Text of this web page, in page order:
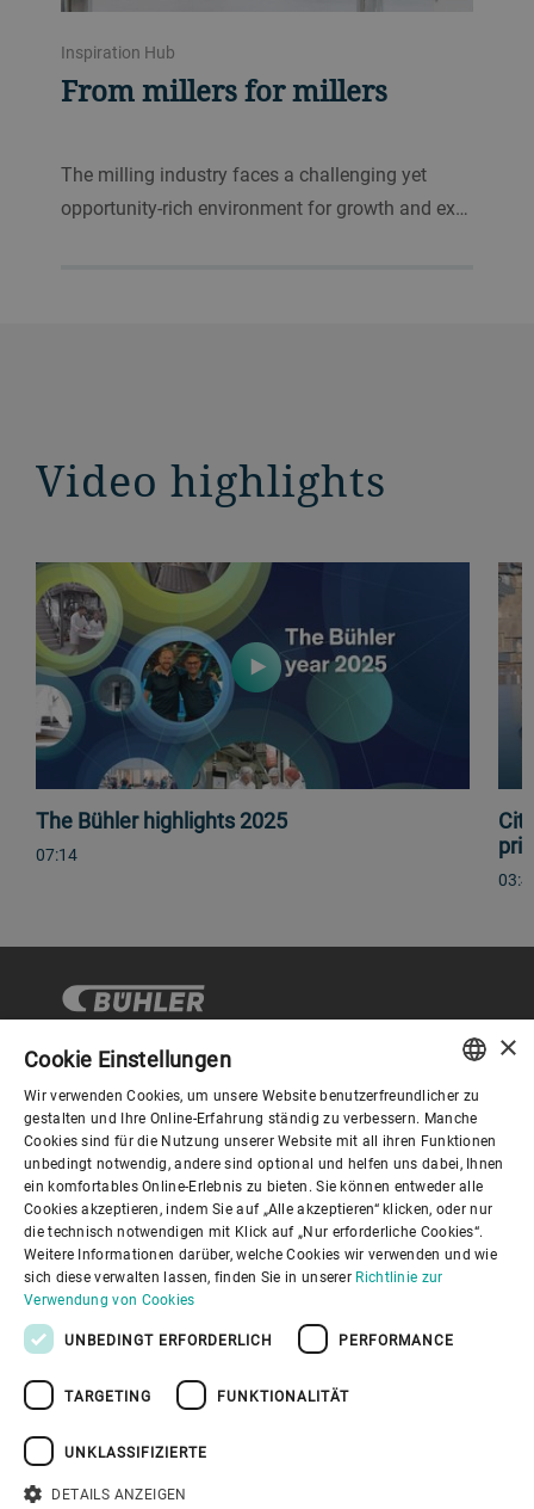
Inspiration Hub
From millers for millers
The milling industry faces a challenging yet
opportunity-rich environment for growth and ex…
Video highlights
The Bühler highlights 2025
07:14
Corporate Governance
Über Bühler
Nützliche Links
Youtube Privacy Policy
ENGLISH
SPANISH
GERMAN
FRENCH
PORTUGUESE
×
Cookie Einstellungen
Wir verwenden Cookies, um unsere Website benutzerfreundlicher zu
gestalten und Ihre Online-Erfahrung ständig zu verbessern. Manche
Cookies sind für die Nutzung unserer Website mit all ihren Funktionen
unbedingt notwendig, andere sind optional und helfen uns dabei, Ihnen
ein komfortables Online-Erlebnis zu bieten. Sie können entweder alle
Cookies akzeptieren, indem Sie auf „Alle akzeptieren“ klicken, oder nur
die technisch notwendigen mit Klick auf „Nur erforderliche Cookies“.
Weitere Informationen darüber, welche Cookies wir verwenden und wie
sich diese verwalten lassen, finden Sie in unserer Richtlinie zur
Verwendung von Cookies
UNBEDINGT ERFORDERLICH PERFORMANCE
TARGETING FUNKTIONALITÄT
UNKLASSIFIZIERTE
DETAILS ANZEIGEN